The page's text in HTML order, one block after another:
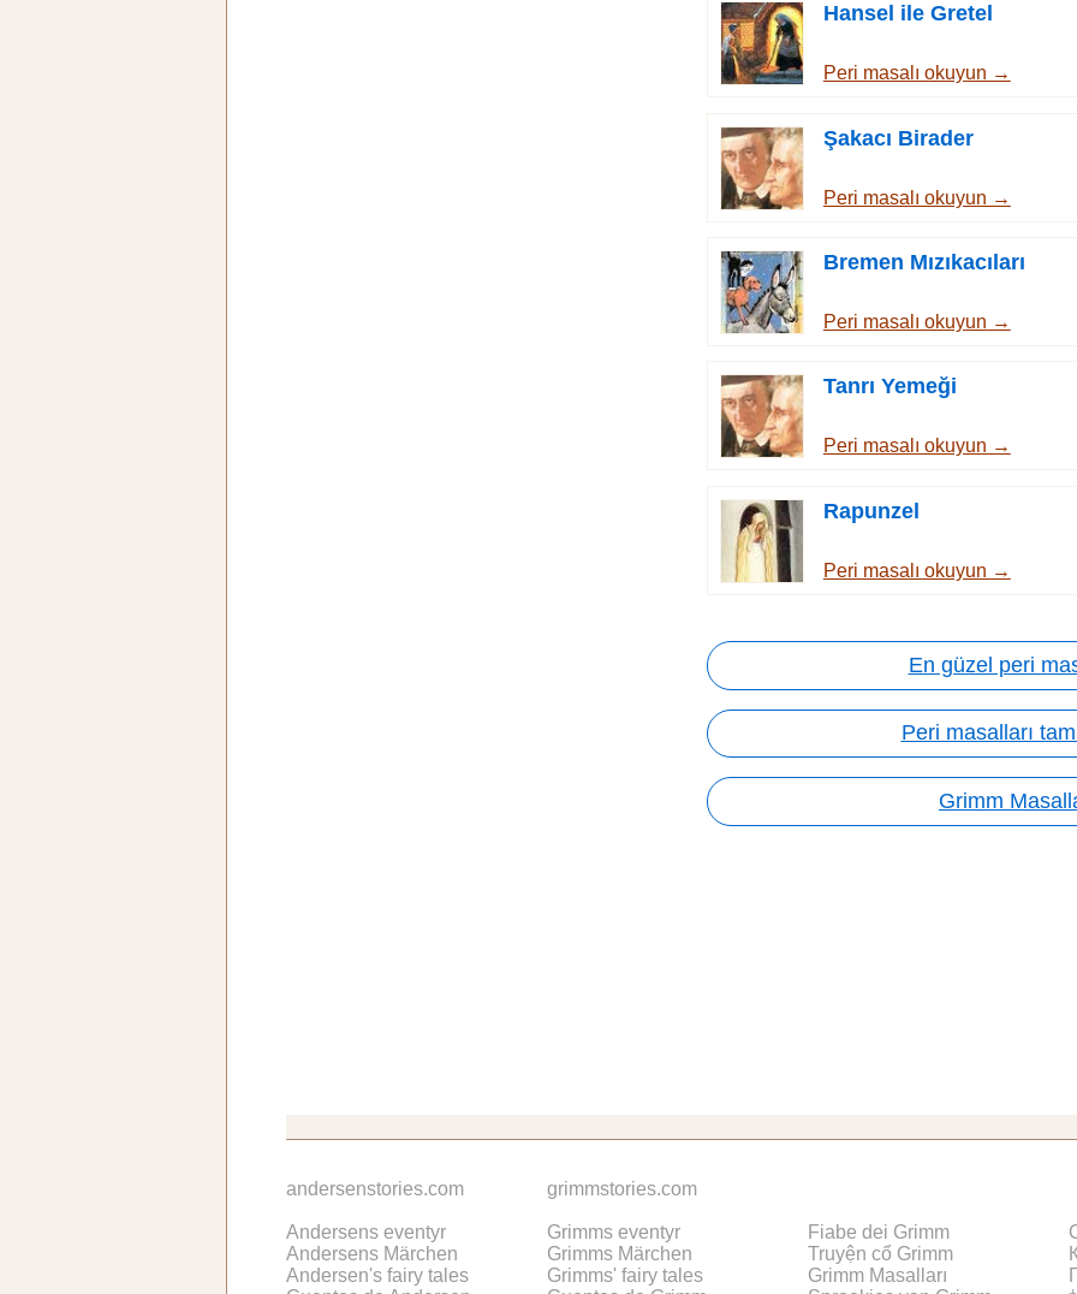
Hansel ile Gretel
Peri masalı okuyun →
Şakacı Birader
Peri masalı okuyun →
Bremen Mızıkacıları
Peri masalı okuyun →
Tanrı Yemeği
Peri masalı okuyun →
Rapunzel
Peri masalı okuyun →
En güzel peri
Peri masalları
Grimm
andersenstories.com
Andersens eventyr
Andersens Märchen
Andersen's fairy tales
grimmstories.com
Grimms eventyr
Grimms Märchen
Grimms' fairy tales
Fiabe dei Grimm
Truyện cổ Grimm
Grimm Masalları